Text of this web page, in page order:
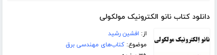
دانلود کتاب نانو الکترونیک مولکولی
از: افشین رشید
موضوع:کتاب‌های مهندسی برق